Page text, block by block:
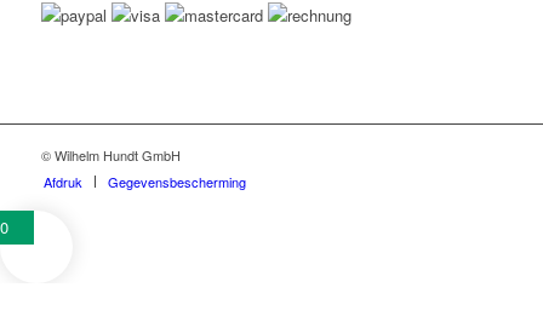
© Wilhelm Hundt GmbH
Afdruk
Gegevensbescherming
0